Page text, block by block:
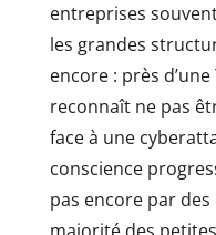
entreprises
les grandes
encore : près
reconnaît ne pas
face à une
conscience
pas encore par